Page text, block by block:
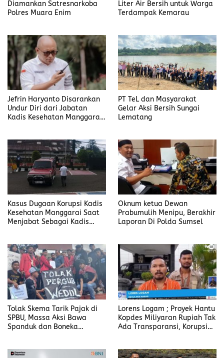
Diamankan Satresnarkoba
Polres Muara Enim
Liter Air Bersih untuk Warga
Terdampak Kemarau
Jefrin Haryanto Disarankan
Undur Diri dari Jabatan
Kadis Kesehatan Manggarai,
PT TeL dan Masyarakat
Gelar Aksi Bersih Sungai
Lematang
Kasus Dugaan Korupsi Kadis
Kesehatan Manggarai Saat
Menjabat Sebagai Kadis
Oknum ketua Dewan
Prabumulih Menipu, Berakhir
Laporan Di Polda Sumsel
Tolak Skema Tarik Pajak di
SPBU, Massa Aksi Bawa
Spanduk dan Boneka
Gubernur NTT Melki Laka
Lorens Logam ; Proyek Hantu
Kopdes Miliyaran Rupiah Tak
Ada Transparansi, Korupsi